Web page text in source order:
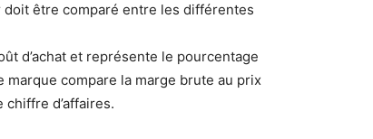
être comparé entre les différentes
d’achat et représente le pourcentage
marque compare la marge brute au prix
d’affaires.